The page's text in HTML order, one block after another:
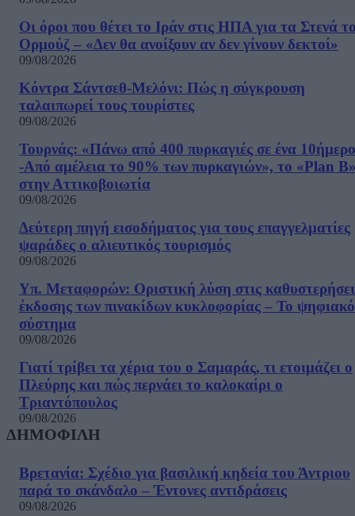
Οι όροι που θέτει το Ιράν στις ΗΠΑ για τα Στενά
Ορμούζ – «Δεν θα ανοίξουν αν δεν γίνουν δεκτοί»
09/08/2026
Κόντρα Σάντσεθ-Μελόνι: Πώς η σύγκρουση
ταλαιπωρεί τους τουρίστες
09/08/2026
Τουρνάς: «Πάνω από 400 πυρκαγιές σε ένα 10ήμερο
-Από αμέλεια το 90% των πυρκαγιών», το «Plan
στην Αττικοβοιωτία
09/08/2026
Δεύτερη πηγή εισοδήματος για τους επαγγελματίες
ψαράδες ο αλιευτικός τουρισμός
09/08/2026
Υπ. Μεταφορών: Οριστική λύση στις
έκδοσης των πινακίδων κυκλοφορίας – Το ψηφιακό
σύστημα
09/08/2026
Γιατί τρίβει τα χέρια του ο Σαμαράς, τι ετοιμάζει ο
Πλεύρης και πώς περνάει το καλοκαίρι ο
Τριαντόπουλος
09/08/2026
ΔΗΜΟΦΙΛΗ
Βρετανία: Σχέδιο για βασιλική κηδεία του Άντριου
παρά το σκάνδαλο – Έντονες αντιδράσεις
09/08/2026